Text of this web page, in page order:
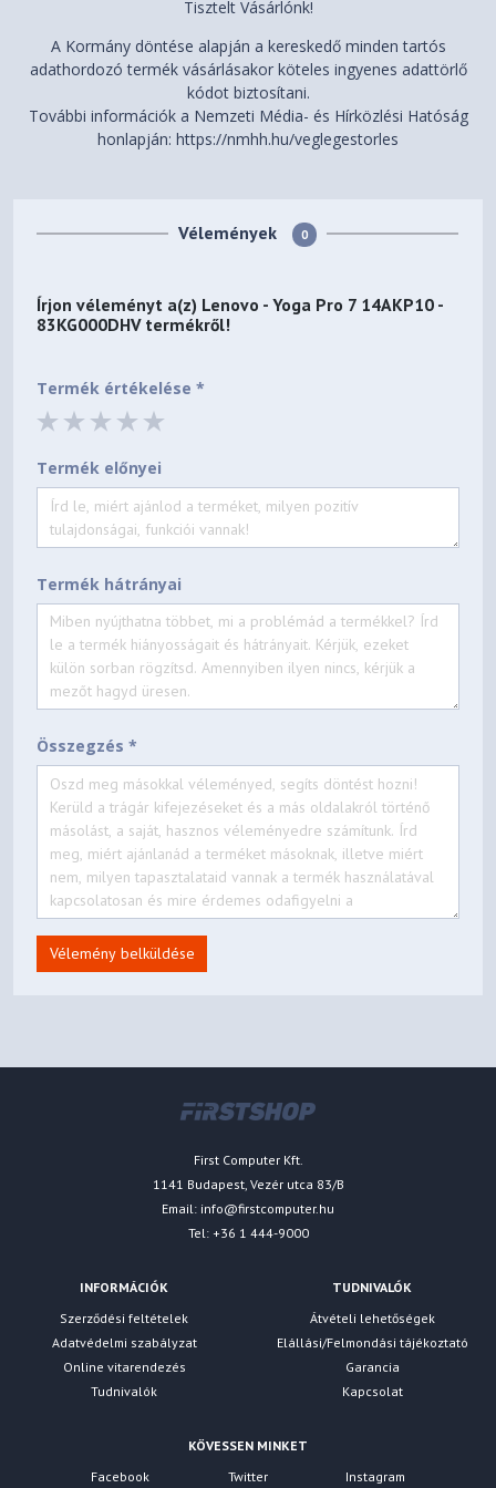
ErP Lot 6/26
RoHS compliant
Eyesafe® Certified 2.0
TÜV Rheinland® Flicker
Light (Hardware Solution)
MODEL INFORMATION
Country/Region
TopSeller
EAN / UPC / JAN 198156658821
2025-03-11
End of Support 2031-04-17
Tisztelt Vásárlónk!
A Kormány döntése alapján a kereskedő minden tartós
adathordozó termék vásárlásakor köteles ingyenes adattörlő
kódot biztosítani.
További információk a Nemzeti Média- és Hírközlési Hatóság
honlapján: https://nmhh.hu/veglegestorles
Vélemények 0
Írjon véleményt a(z) Lenovo - Yoga Pro 7 14AKP10 -
83KG000DHVtermékről!
Termék értékelése *
Termék előnyei
Termék hátrányai
Összegzés *
Vélemény belküldése
First Computer Kft.
1141 Budapest, Vezér utca 83/B
Email: info@firstcomputer.hu
Tel: +36 1 444-9000
INFORMÁCIÓK
Szerződési feltételek
Adatvédelmi szabályzat
Online vitarendezés
Tudnivalók
TUDNIVALÓK
Átvételi lehetőségek
Elállási/Felmondási tájékoztató
Garancia
Kapcsolat
KÖVESSEN MINKET
Facebook
Twitter Instagram